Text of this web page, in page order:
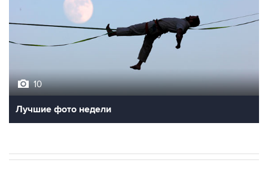
10
Лучшие фото недели